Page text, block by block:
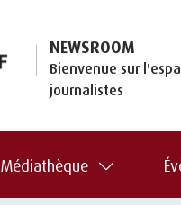
NEWSROOM
Bienvenue sur
journalistes
Médiathèque